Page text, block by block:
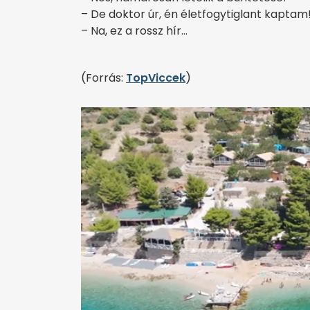
– De doktor úr, én életfogytiglant
– Na, ez a rossz hír…
(Forrás: TopViccek)